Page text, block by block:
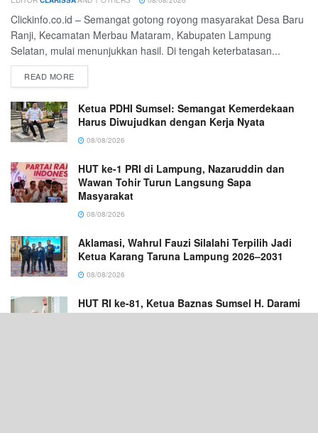
Clickinfo.co.id – Semangat gotong royong masyarakat Desa Baru
Ranji, Kecamatan Merbau Mataram, Kabupaten Lampung
Selatan, mulai menunjukkan hasil. Di tengah keterbatasan...
READ MORE
Ketua PDHI Sumsel: Semangat Kemerdekaan
Harus Diwujudkan dengan Kerja Nyata
08/08/2026
HUT ke-1 PRI di Lampung, Nazaruddin dan
Wawan Tohir Turun Langsung Sapa
Masyarakat
08/08/2026
Aklamasi, Wahrul Fauzi Silalahi Terpilih Jadi
Ketua Karang Taruna Lampung 2026–2031
08/08/2026
HUT RI ke-81, Ketua Baznas Sumsel H. Darami
Dorong Semangat Berbagi dan Gotong